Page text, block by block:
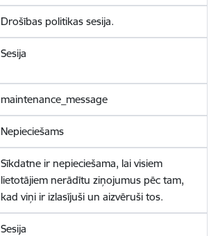
Drošības politikas sesija.
Sesija
maintenance_message
Nepieciešams
Sīkdatne ir nepieciešama, lai visiem
lietotājiem nerādītu ziņojumus pēc tam,
kad viņi ir izlasījuši un aizvēruši tos.
Sesija